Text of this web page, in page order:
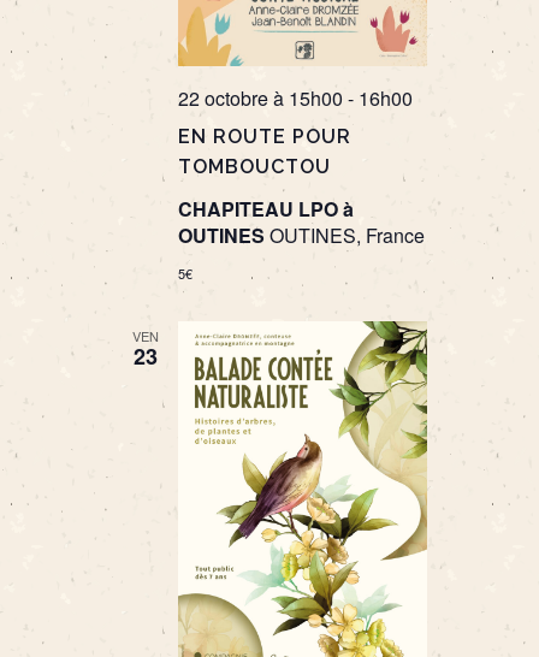
EN ROUTE POUR
TOMBOUCTOU
22 octobre à 15h00 - 16h00
CHAPITEAU LPO à
OUTINES OUTINES, France
5€
VEN
23